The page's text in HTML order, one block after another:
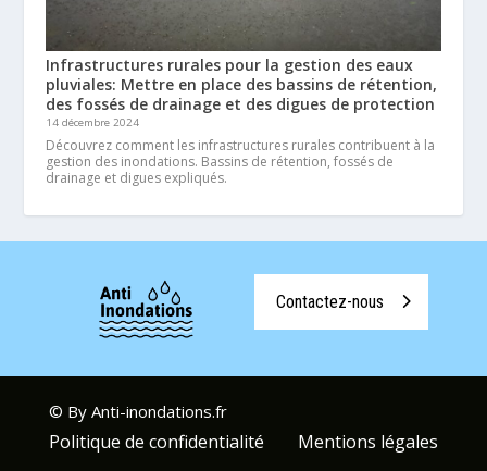
Infrastructures rurales pour la gestion des eaux
pluviales: Mettre en place des bassins de rétention,
des fossés de drainage et des digues de protection
14 décembre 2024
Découvrez comment les infrastructures rurales contribuent à la
gestion des inondations. Bassins de rétention, fossés de
drainage et digues expliqués.
Contactez-nous
© By Anti-inondations.fr
Politique de confidentialité Mentions légales